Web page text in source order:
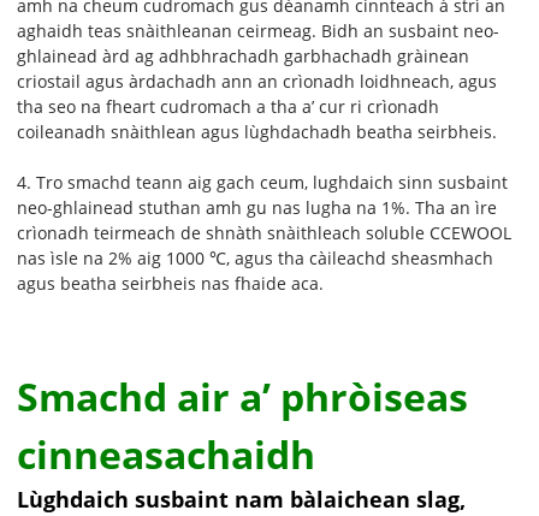
amh na cheum cudromach gus dèanamh cinnteach à strì an
aghaidh teas snàithleanan ceirmeag. Bidh an susbaint neo-
ghlainead àrd ag adhbhrachadh garbhachadh gràinean
criostail agus àrdachadh ann an crìonadh loidhneach, agus
tha seo na fheart cudromach a tha a’ cur ri crìonadh
coileanadh snàithlean agus lùghdachadh beatha seirbheis.
4. Tro smachd teann aig gach ceum, lughdaich sinn susbaint
neo-ghlainead stuthan amh gu nas lugha na 1%. Tha an ìre
crìonadh teirmeach de shnàth snàithleach soluble CCEWOOL
nas ìsle na 2% aig 1000 ℃, agus tha càileachd sheasmhach
agus beatha seirbheis nas fhaide aca.
Smachd air a’ phròiseas
cinneasachaidh
Lùghdaich susbaint nam bàlaichean slag,